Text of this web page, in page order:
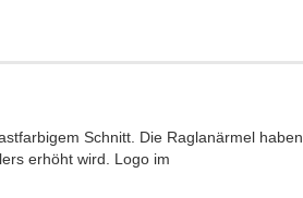
Schnitt. Die Raglanärmel haben
erhöht wird. Logo im